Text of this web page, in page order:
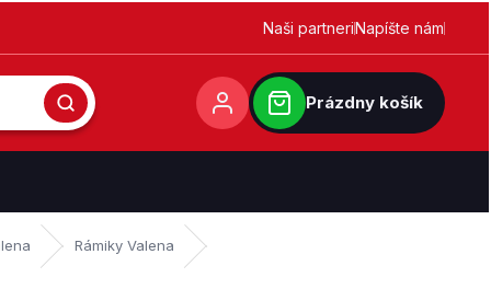
Naši partneriNapíšte nám
Prázdny košík
Rámiky Valena